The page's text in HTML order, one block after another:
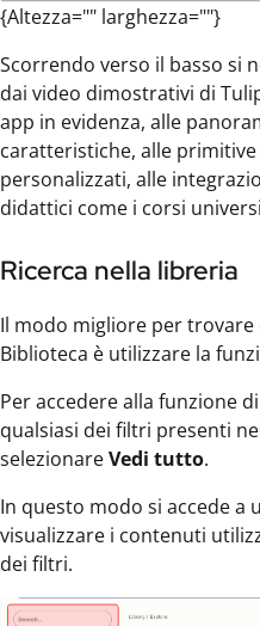
{Altezza="" larghezza=""}
Scorrendo verso il basso si
dai video dimostrativi di
app in evidenza, alle
caratteristiche, alle
personalizzati, alle
didattici come i corsi
Ricerca nella libreria
Il modo migliore per trovare
Biblioteca è utilizzare la
Per accedere alla funzione
qualsiasi dei filtri presenti
selezionareVedi tutto.
In questo modo si accede a
visualizzare i contenuti
dei filtri.